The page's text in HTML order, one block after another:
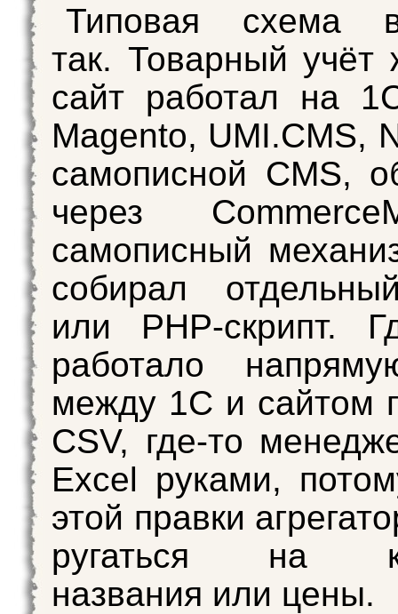
Типовая схема
так. Товарный
сайт работал на
Magento, UMI.CMS,
самописной CMS,
через
самописный
собирал
или PHP-скрипт.
работало
между 1С и сайтом
CSV, где-то
Excel руками,
этой правки
ругаться на
названия или цены.